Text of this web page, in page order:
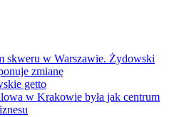
skweru w Warszawie. Żydowski
zmianę
getto
w Krakowie była jak centrum